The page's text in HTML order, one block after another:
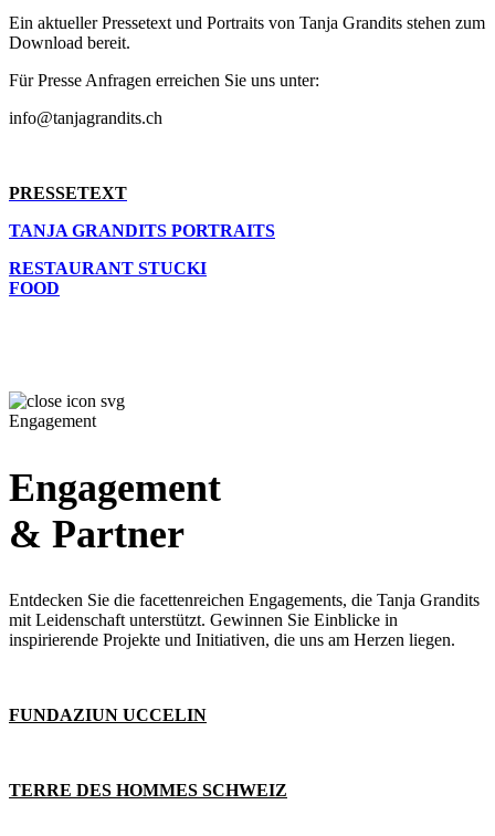
Ein aktueller Pressetext und Portraits von Tanja Grandits stehen zum
Download bereit.
Für Presse Anfragen erreichen Sie uns unter:
info@tanjagrandits.ch
PRESSETEXT
TANJA GRANDITS PORTRAITS
RESTAURANT STUCKI
FOOD
Engagement
Engagement
& Partner
Entdecken Sie die facettenreichen Engagements, die Tanja Grandits
mit Leidenschaft unterstützt. Gewinnen Sie Einblicke in
inspirierende Projekte und Initiativen, die uns am Herzen liegen.
FUNDAZIUN UCCELIN
TERRE DES HOMMES SCHWEIZ